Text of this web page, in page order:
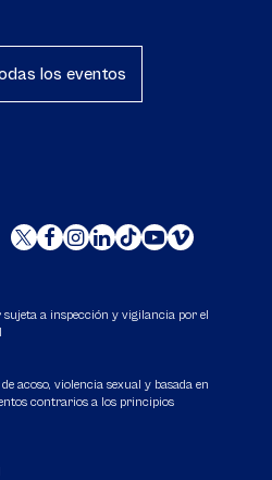
los eventos
a inspección y vigilancia por el
acoso, violencia sexual y basada en
contrarios a los principios